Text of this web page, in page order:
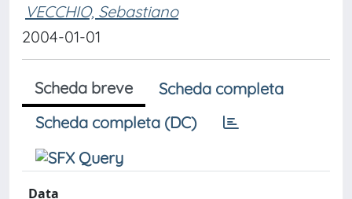
VECCHIO, Sebastiano
2004-01-01
Scheda breve
Scheda completa
Scheda completa (DC)
Data